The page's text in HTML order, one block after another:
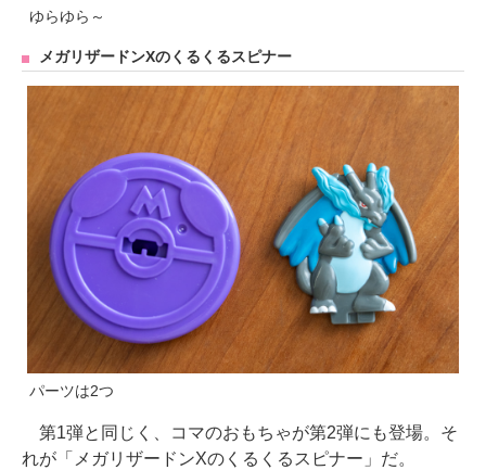
ゆらゆら～
メガリザードンXのくるくるスピナー
パーツは2つ
第1弾と同じく、コマのおもちゃが第2弾にも登場。そ
れが「メガリザードンXのくるくるスピナー」だ。